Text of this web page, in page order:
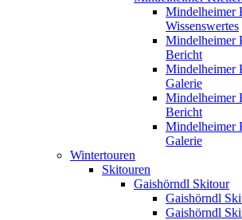
Mindelheimer
Wissenswertes
Mindelheimer
Bericht
Mindelheimer
Galerie
Mindelheimer
Bericht
Mindelheimer
Galerie
Wintertouren
Skitouren
Gaishörndl Skitour
Gaishörndl
Gaishörndl